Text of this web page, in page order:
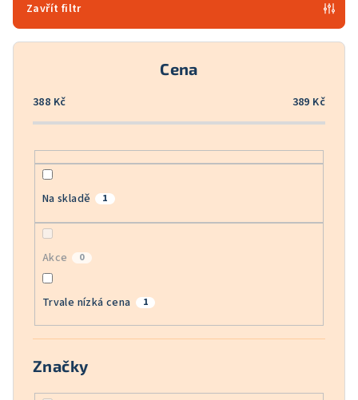
r
o
Zavřít filtr
Cena
388 Kč 389 Kč
Na skladě 1
Akce 0
Trvale nízká cena 1
Značky